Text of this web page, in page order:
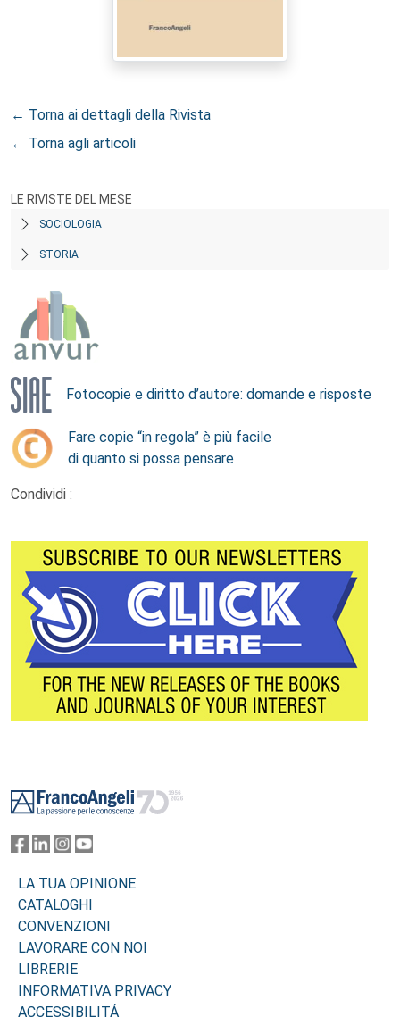
← Torna ai dettagli della Rivista
← Torna agli articoli
LE RIVISTE DEL MESE
SOCIOLOGIA
STORIA
Fotocopie e diritto d’autore: domande e risposte
Fare copie “in regola” è più facile
di quanto si possa pensare
Condividi :
LA TUA OPINIONE
CATALOGHI
CONVENZIONI
LAVORARE CON NOI
LIBRERIE
INFORMATIVA PRIVACY
ACCESSIBILITÁ